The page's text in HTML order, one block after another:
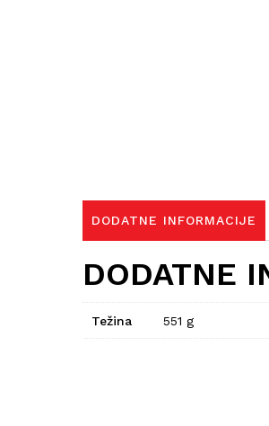
DODATNE INFORMACIJE
DODATNE
Težina 551 g